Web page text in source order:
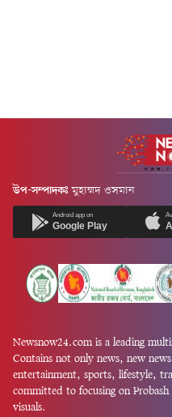
উপ-সম্পাদকঃ মুহাম্মদ ওসমান
Android app on
Google Play
Newsnow24.com is a leading
Contains not only news, new
entertainment, sports, lifestyle,
committed to focusing on
visuals.